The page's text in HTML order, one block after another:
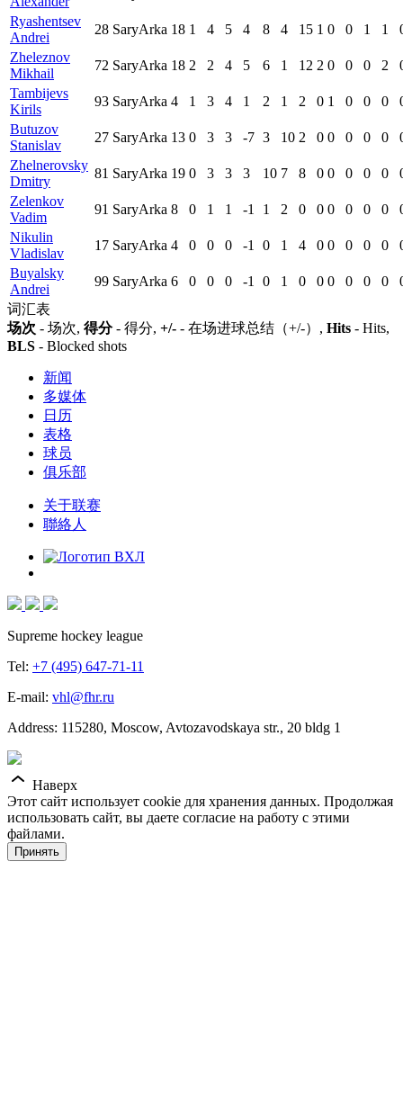
Ryashentsev
Andrei
28 SaryArka 18 1 4 5 4 8 4 15 1 0 0 1 1
Zheleznov
Mikhail
72 SaryArka 18 2 2 4 5 6 1 12 2 0 0 0 2
Tambijevs
Kirils
93 SaryArka 4 1 3 4 1 2 1 2 0 1 0 0 0
Butuzov
Stanislav
27 SaryArka 13 0 3 3 -7 3 10 2 0 0 0 0 0
Zhelnerovsky
Dmitry
81 SaryArka 19 0 3 3 3 10 7 8 0 0 0 0 0
Zelenkov
Vadim
91 SaryArka 8 0 1 1 -1 1 2 0 0 0 0 0 0
Nikulin
Vladislav
17 SaryArka 4 0 0 0 -1 0 1 4 0 0 0 0 0
Buyalsky
Andrei
99 SaryArka 6 0 0 0 -1 0 1 0 0 0 0 0 0
词汇表
场次 - 场次, 得分- 得分, +/- - 在场进球总结（+/-）, Hits - Hits,
BLS - Blocked shots
新闻
多媒体
日历
表格
球员
俱乐部
关于联赛
聯絡人
Supreme hockey league
Tel: +7 (495) 647-71-11
E-mail: vhl@fhr.ru
Address: 115280, Moscow, Avtozavodskaya str., 20 bldg 1
Наверх
Этот сайт использует cookie для хранения данных. Продолжая
использовать сайт, вы даете согласие на работу с этими
файлами.
Принять